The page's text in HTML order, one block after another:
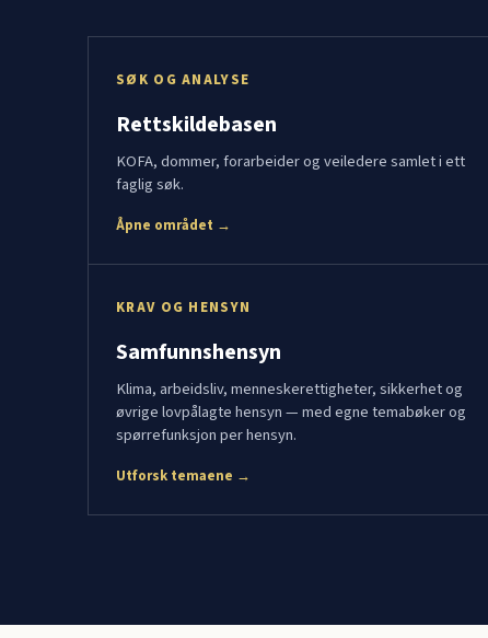
SØK OG ANALYSE
Rettskildebasen
KOFA, dommer, forarbeider og veiledere samlet i ett
faglig søk.
Åpne området →
KRAV OG HENSYN
Samfunnshensyn
Klima, arbeidsliv, menneskerettigheter, sikkerhet og
øvrige lovpålagte hensyn — med egne temabøker og
spørrefunksjon per hensyn.
Utforsk temaene →